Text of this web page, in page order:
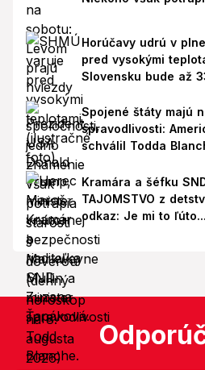
Horúčavy udrú v
pred vysokými
Slovensku bude až
Spojené štáty majú
spravodlivosti:
schválil Todda
Kramára a šéfku
TAJOMSTVO z
odkaz: Je mi to ľúto...